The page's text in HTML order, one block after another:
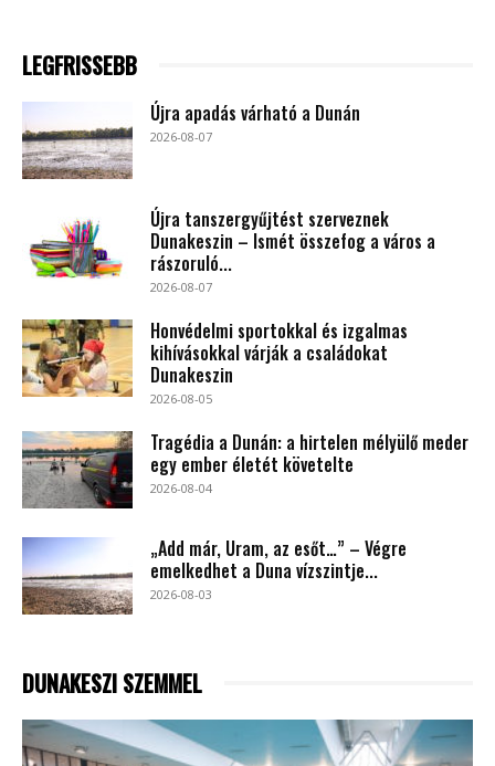
LEGFRISSEBB
Újra apadás várható a Dunán
2026-08-07
Újra tanszergyűjtést szerveznek
Dunakeszin – Ismét összefog a város a
rászoruló...
2026-08-07
Honvédelmi sportokkal és izgalmas
kihívásokkal várják a családokat
Dunakeszin
2026-08-05
Tragédia a Dunán: a hirtelen mélyülő meder
egy ember életét követelte
2026-08-04
„Add már, Uram, az esőt…” – Végre
emelkedhet a Duna vízszintje...
2026-08-03
DUNAKESZI SZEMMEL